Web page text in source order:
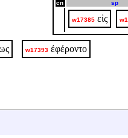
cn sp
w17385 εἰς
w17393 ἐφέροντο